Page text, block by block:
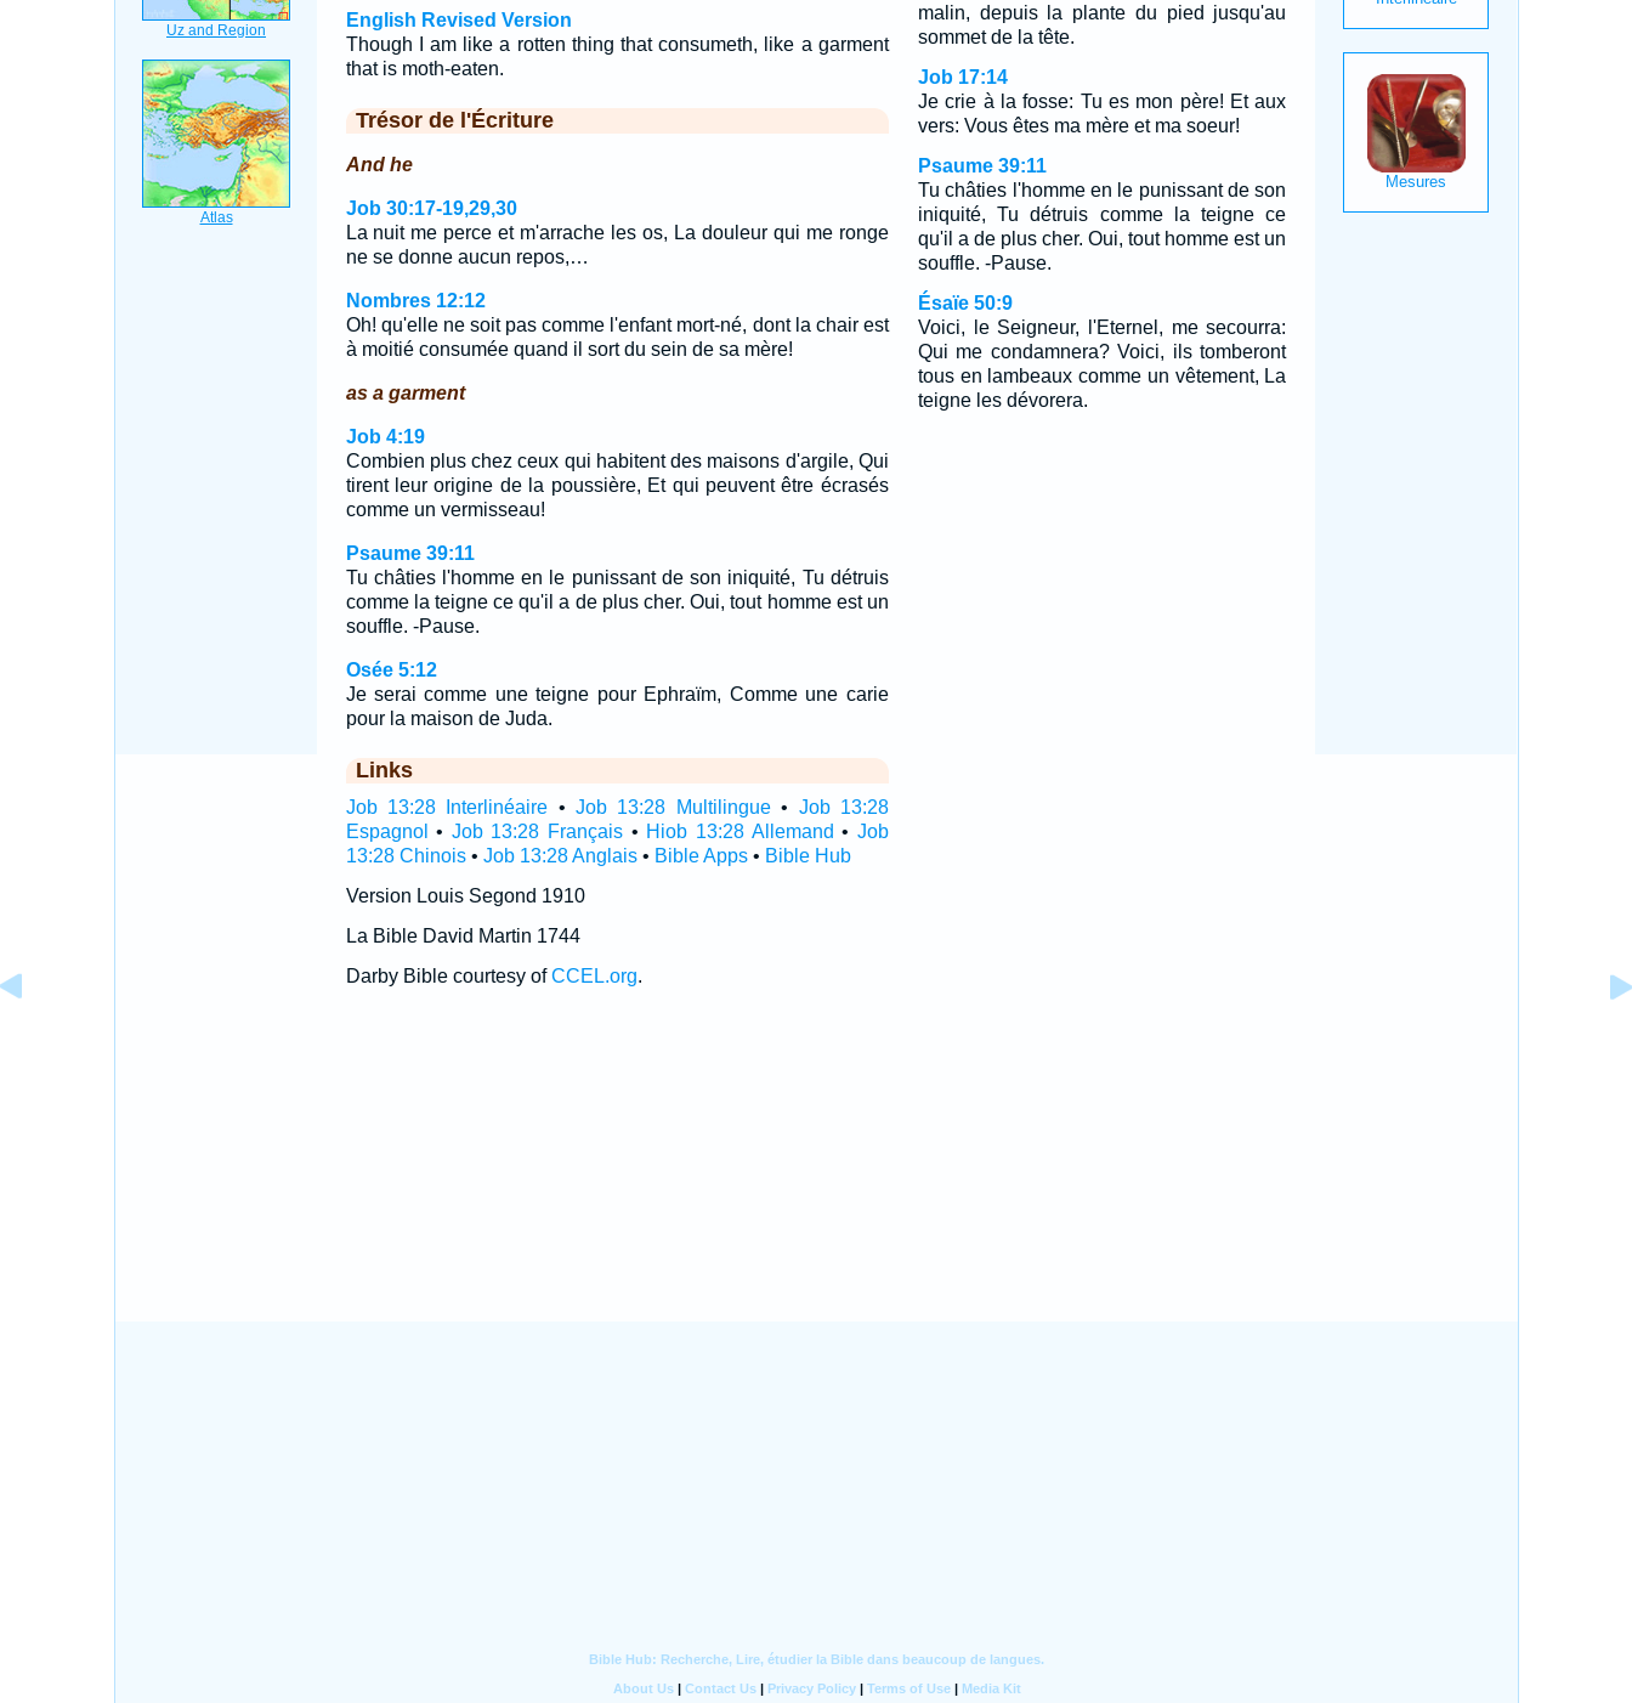
English Revised Version
Though I am like a rotten thing that consumeth, like a garment
that is moth-eaten.
Trésor de l'Écriture
And he
Job 30:17-19,29,30
La nuit me perce et m'arrache les os, La douleur qui me ronge
ne se donne aucun repos,…
Nombres 12:12
Oh! qu'elle ne soit pas comme l'enfant mort-né, dont la chair est
à moitié consumée quand il sort du sein de sa mère!
as a garment
Job 4:19
Combien plus chez ceux qui habitent des maisons d'argile, Qui
tirent leur origine de la poussière, Et qui peuvent être écrasés
comme un vermisseau!
Psaume 39:11
Tu châties l'homme en le punissant de son iniquité, Tu détruis
comme la teigne ce qu'il a de plus cher. Oui, tout homme est un
souffle. -Pause.
Osée 5:12
Je serai comme une teigne pour Ephraïm, Comme une carie
pour la maison de Juda.
Links
Job 13:28 Interlinéaire •Job 13:28 Multilingue• Job 13:28
Espagnol • Job 13:28 Français • Hiob 13:28 Allemand • Job
13:28 Chinois• Job 13:28 Anglais• Bible Apps• Bible Hub
Version Louis Segond 1910
La Bible David Martin 1744
Darby Bible courtesy ofCCEL.org.
malin, depuis la plante du pied jusqu'au
sommet de la tête.
Job 17:14
Je crie à la fosse: Tu es mon père! Et aux
vers: Vous êtes ma mère et ma soeur!
Psaume 39:11
Tu châties l'homme en le punissant de son
iniquité, Tu détruis comme la teigne ce
qu'il a de plus cher. Oui, tout homme est un
souffle. -Pause.
Ésaïe 50:9
Voici, le Seigneur, l'Eternel, me secourra:
Qui me condamnera? Voici, ils tomberont
tous en lambeaux comme un vêtement, La
teigne les dévorera.